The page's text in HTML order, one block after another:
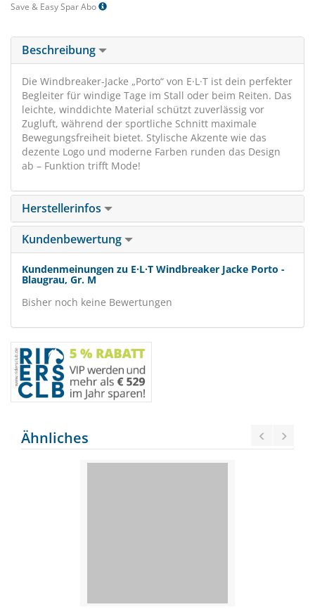
Save & Easy Spar Abo
Beschreibung
Die Windbreaker-Jacke „Porto“ von E·L·T ist dein perfekter
Begleiter für windige Tage im Stall oder beim Reiten. Das
leichte, winddichte Material schützt zuverlässig vor
Zugluft, während der sportliche Schnitt maximale
Bewegungsfreiheit bietet. Stylische Akzente wie das
dezente Logo und moderne Farben runden das Design
ab – Funktion trifft Mode!
Herstellerinfos
Kundenbewertung
Kundenmeinungen zu E·L·T Windbreaker Jacke Porto -
Blaugrau, Gr. M
Bisher noch keine Bewertungen
Ähnliches